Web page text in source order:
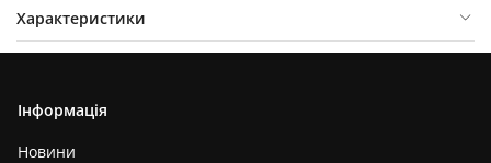
Характеристики
Відгуки (0)
Інформація
Новини